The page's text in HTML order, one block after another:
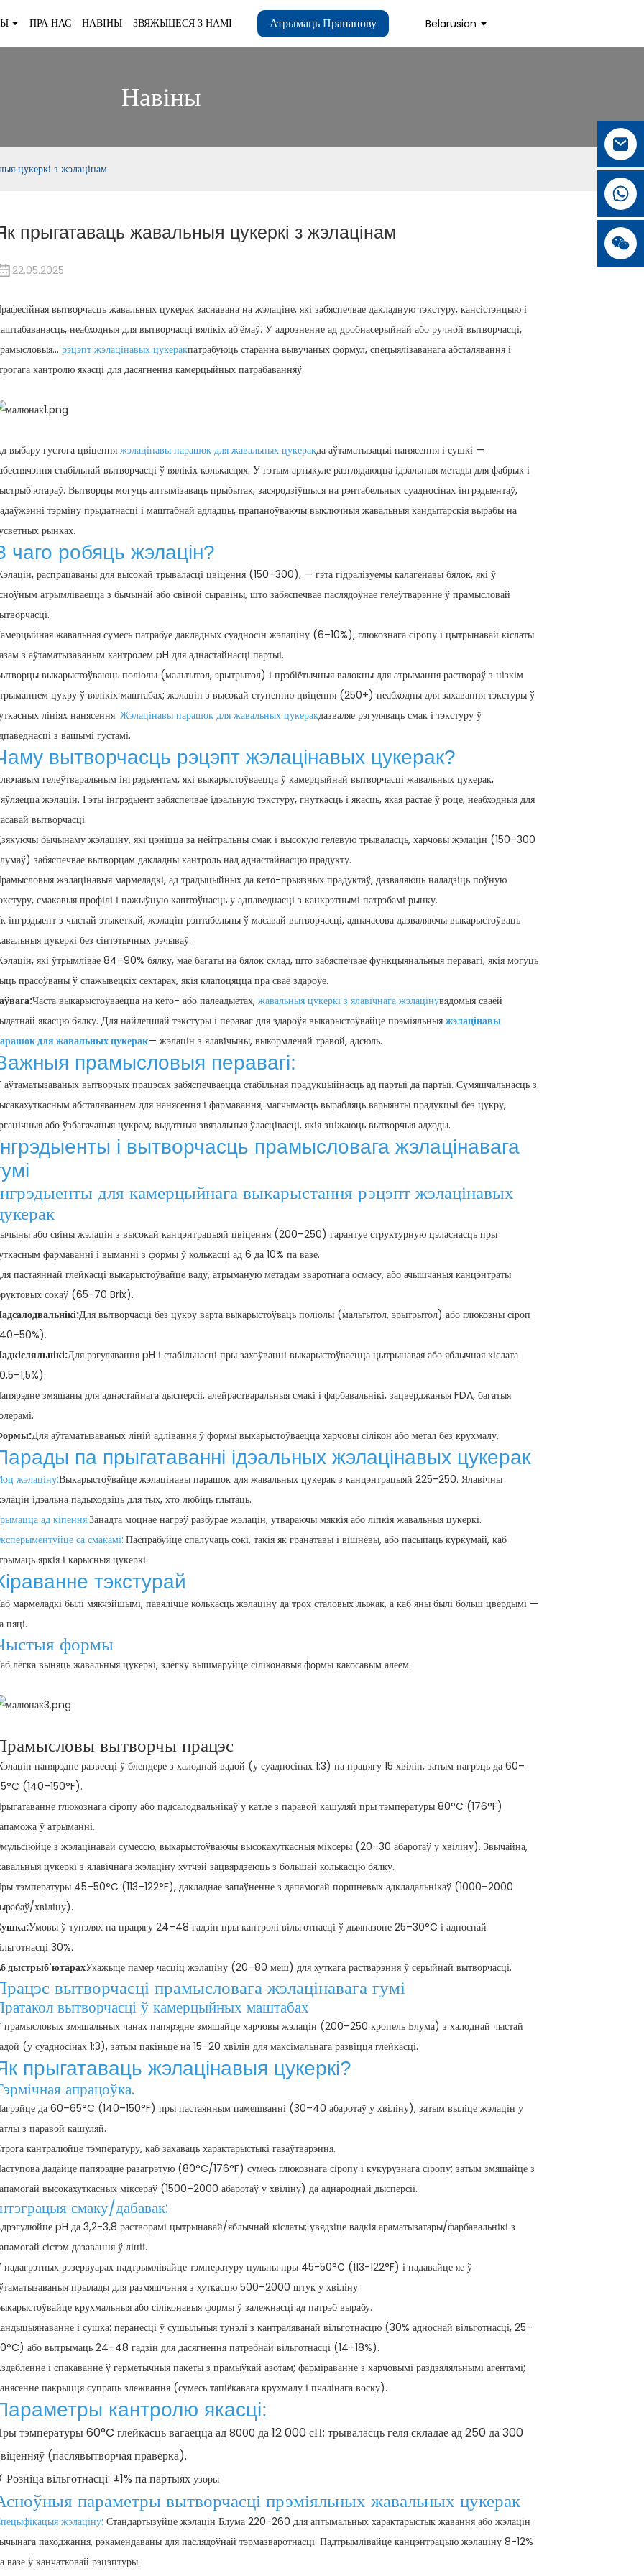
ПРА НАС НАВІНЫ ЗВЯЖЫЦЕСЯ З НАМІ Атрымаць Прапанову Belarusian
Навіны
цукеркі з жэлацінам
прыгатаваць жавальныя цукеркі з жэлацінам
22.05.2025
вытворчасць жавальных цукерак заснавана на жэлаціне, які забяспечвае дакладную тэкстуру, кансістэнцыю і
неабходныя для вытворчасці вялікіх аб'ёмаў. У адрозненне ад дробнасерыйнай або ручной вытворчасці,
рэцэпт жэлацінавых цукеракпатрабуюць старанна вывучаных формул, спецыялізаванага абсталявання і
кантролю якасці для дасягнення камерцыйных патрабаванняў.
выбару густога цвіцення жэлацінавы парашок для жавальных цукеракда аўтаматызацыі нанясення і сушкі —
стабільнай вытворчасці ў вялікіх колькасцях. У гэтым артыкуле разглядаюцца ідэальныя метады для фабрык і
Вытворцы могуць аптымізаваць прыбытак, засяродзіўшыся на рэнтабельных суадносінах інгрэдыентаў,
тэрміну прыдатнасці і маштабнай адладцы, прапаноўваючы выключныя жавальныя кандытарскія вырабы на
рынках.
чаго робяць жэлацін?
распрацаваны для высокай трываласці цвіцення (150–300), — гэта гідралізуемы калагенавы бялок, які ў
атрымліваецца з бычынай або свіной сыравіны, што забяспечвае паслядоўнае гелеўтварэнне ў прамысловай
жавальная сумесь патрабуе дакладных суадносін жэлаціну (6–10%), глюкознага сіропу і цытрынавай кіслаты
з аўтаматызаваным кантролем pH для аднастайнасці партыі.
выкарыстоўваюць поліолы (мальтытол, эрытрытол) і прэбіётычныя валокны для атрымання раствораў з нізкім
цукру ў вялікіх маштабах; жэлацін з высокай ступенню цвіцення (250+) неабходны для захавання тэкстуры ў
лініях нанясення. Жэлацінавы парашок для жавальных цукеракдазваляе рэгуляваць смак і тэкстуру ў
з вашымі густамі.
вытворчасць рэцэпт жэлацінавых цукерак?
гелеўтваральным інгрэдыентам, які выкарыстоўваецца ў камерцыйнай вытворчасці жавальных цукерак,
жэлацін. Гэты інгрэдыент забяспечвае ідэальную тэкстуру, гнуткасць і якасць, якая растае ў роце, неабходныя для
вытворчасці.
бычынаму жэлаціну, які цэніцца за нейтральны смак і высокую гелевую трываласць, харчовы жэлацін (150–300
забяспечвае вытворцам дакладны кантроль над аднастайнасцю прадукту.
жэлацінавыя мармеладкі, ад традыцыйных да кето-прыязных прадуктаў, дазваляюць наладзіць поўную
смакавыя профілі і пажыўную каштоўнасць у адпаведнасці з канкрэтнымі патрэбамі рынку.
інгрэдыент з чыстай этыкеткай, жэлацін рэнтабельны ў масавай вытворчасці, адначасова дазваляючы выкарыстоўваць
цукеркі без сінтэтычных рэчываў.
які ўтрымлівае 84–90% бялку, мае багаты на бялок склад, што забяспечвае функцыянальныя перавагі, якія могуць
прасоўваны ў спажывецкіх сектарах, якія клапоцяцца пра сваё здароўе.
Часта выкарыстоўваецца на кето- або палеадыетах, жавальныя цукеркі з ялавічнага жэлацінувядомыя сваёй
якасцю бялку. Для найлепшай тэкстуры і пераваг для здароўя выкарыстоўвайце прэміяльныя жэлацінавы
для жавальных цукерак— жэлацін з ялавічыны, выкормленай травой, адсюль.
прамысловыя перавагі:
вытворчых працэсах забяспечваецца стабільная прадукцыйнасць ад партыі да партыі. Сумяшчальнасць з
абсталяваннем для нанясення і фармавання; магчымасць вырабляць варыянты прадукцыі без цукру,
або ўзбагачаныя цукрам; выдатныя звязальныя ўласцівасці, якія зніжаюць вытворчыя адходы.
і вытворчасць прамысловага жэлацінавага
для камерцыйнага выкарыстання рэцэпт жэлацінавых
або свіны жэлацін з высокай канцэнтрацыяй цвіцення (200–250) гарантуе структурную цэласнасць пры
фармаванні і выманні з формы ў колькасці ад 6 да 10% па вазе.
пастаяннай глейкасці выкарыстоўвайце ваду, атрыманую метадам зваротнага осмасу, або ачышчаныя канцэнтраты
сокаў (65-70 Brix).
Для вытворчасці без цукру варта выкарыстоўваць поліолы (мальтытол, эрытрытол) або глюкозны сіроп
Для рэгулявання pH і стабільнасці пры захоўванні выкарыстоўваецца цытрынавая або яблычная кіслата
змяшаны для аднастайнага дысперсіі, алейрастваральныя смакі і фарбавальнікі, зацверджаныя FDA, багатыя
Для аўтаматызаваных ліній адлівання ў формы выкарыстоўваецца харчовы сілікон або метал без крухмалу.
па прыгатаванні ідэальных жэлацінавых цукерак
жэлаціну:Выкарыстоўвайце жэлацінавы парашок для жавальных цукерак з канцэнтрацыяй 225-250. Ялавічны
ідэальна падыходзіць для тых, хто любіць глытаць.
ад кіпення:Занадта моцнае нагрэў разбурае жэлацін, утвараючы мяккія або ліпкія жавальныя цукеркі.
са смакамі: Паспрабуйце спалучаць сокі, такія як гранатавы і вішнёвы, або пасыпаць куркумай, каб
яркія і карысныя цукеркі.
тэкстурай
мармеладкі былі мякчэйшымі, павялічце колькасць жэлаціну да трох сталовых лыжак, а каб яны былі больш цвёрдымі —
пяці.
формы
лёгка выняць жавальныя цукеркі, злёгку вышмаруйце сіліконавыя формы какосавым алеем.
вытворчы працэс
папярэдне развесці ў блендере з халоднай вадой (у суадносінах 1:3) на працягу 15 хвілін, затым нагрэць да 60–
(140–150°F).
глюкознага сіропу або падсалодвальнікаў у катле з паравой кашуляй пры тэмпературы 80°C (176°F)
ў атрыманні.
з жэлацінавай сумессю, выкарыстоўваючы высокахуткасныя міксеры (20–30 абаротаў у хвіліну). Звычайна,
цукеркі з ялавічнага жэлаціну хутчэй зацвярдзеюць з большай колькасцю бялку.
тэмпературы 45–50°C (113–122°F), дакладнае запаўненне з дапамогай поршневых адкладальнікаў (1000–2000
хвіліну).
Умовы ў тунэлях на працягу 24–48 гадзін пры кантролі вільготнасці ў дыяпазоне 25–30°C і адноснай
30%.
дыстрыб'ютарахУкажыце памер часціц жэлаціну (20–80 меш) для хуткага растварэння ў серыйнай вытворчасці.
вытворчасці прамысловага жэлацінавага гумі
вытворчасці ў камерцыйных маштабах
змяшальных чанах папярэдне змяшайце харчовы жэлацін (200–250 кропель Блума) з халоднай чыстай
(у суадносінах 1:3), затым пакіньце на 15–20 хвілін для максімальнага развіцця глейкасці.
прыгатаваць жэлацінавыя цукеркі?
апрацоўка.
да 60–65°C (140–150°F) пры пастаянным памешванні (30–40 абаротаў у хвіліну), затым выліце жэлацін у
з паравой кашуляй.
кантралюйце тэмпературу, каб захаваць характарыстыкі газаўтварэння.
дадайце папярэдне разагрэтую (80°C/176°F) сумесь глюкознага сіропу і кукурузнага сіропу; затым змяшайце з
высокахуткасных міксераў (1500–2000 абаротаў у хвіліну) да аднароднай дысперсіі.
смаку/дабавак:
pH да 3,2-3,8 растворамі цытрынавай/яблычнай кіслаты; увядзіце вадкія араматызатары/фарбавальнікі з
сістэм дазавання ў лініі.
рэзервуарах падтрымлівайце тэмпературу пульпы пры 45-50°C (113-122°F) і падавайце яе ў
прылады для размяшчэння з хуткасцю 500–2000 штук у хвіліну.
крухмальныя або сіліконавыя формы ў залежнасці ад патрэб вырабу.
і сушка: перанесці ў сушыльныя тунэлі з кантраляванай вільготнасцю (30% адноснай вільготнасці, 25–
або вытрымаць 24–48 гадзін для дасягнення патрэбнай вільготнасці (14–18%).
і спакаванне ў герметычныя пакеты з прамыўкай азотам; фарміраванне з харчовымі раздзяляльнымі агентамі;
пакрыцця супраць злежвання (сумесь тапіёкавага крухмалу і пчалінага воску).
кантролю якасці:
тэмпературы 60°C глейкасць вагаецца ад 8000 да 12 000 сП; трываласць геля складае ад 250 да 300
(паслявытворчая праверка).
Розніца вільготнасці: ±1% па партыях узоры
параметры вытворчасці прэміяльных жавальных цукерак
жэлаціну: Стандартызуйце жэлацін Блума 220-260 для аптымальных характарыстык жавання або жэлацін
паходжання, рэкамендаваны для паслядоўнай тэрмазваротнасці. Падтрымлівайце канцэнтрацыю жэлаціну 8-12%
вазе ў канчатковай рэцэптуры.